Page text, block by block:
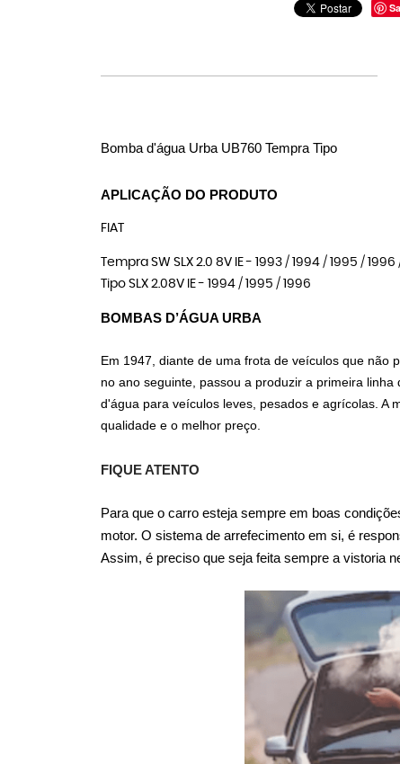
Bomba d'água Urba UB760 Tempra Tipo
APLICAÇÃO DO PRODUTO
FIAT
Tempra SW SLX 2.0 8V IE - 1993 / 1994 / 1995 / 1996
Tipo SLX 2.08V IE - 1994 / 1995 / 1996
BOMBAS D’ÁGUA URBA
Em 1947, diante de uma frota de veículos que não
no ano seguinte, passou a produzir a primeira
d'água para veículos leves, pesados e agrícolas. A
qualidade e o melhor preço.
FIQUE ATENTO
Para que o carro esteja sempre em boas
motor. O sistema de arrefecimento em si, é
Assim, é preciso que seja feita sempre a vistoria